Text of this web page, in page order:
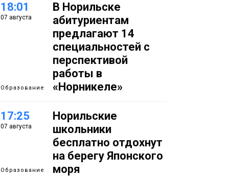
18:01
07 августа
Образование
В Норильске
абитуриентам
предлагают 14
специальностей с
перспективой
работы в
«Норникеле»
17:25
07 августа
Образование
Норильские
школьники
бесплатно отдохнут
на берегу Японского
моря